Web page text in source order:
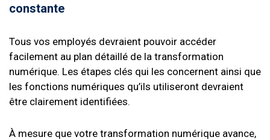
constante
Tous vos employés devraient pouvoir accéder
facilement au plan détaillé de la transformation
numérique. Les étapes clés qui les concernent ainsi que
les fonctions numériques qu’ils utiliseront devraient
être clairement identifiées.
À mesure que votre transformation numérique avance,